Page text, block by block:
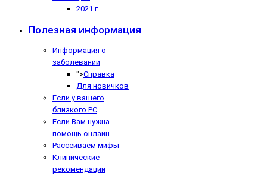
2021 г.
Полезная информация
Информация о
заболевании
">Справка
Для новичков
Если у вашего
близкого РС
Если Вам нужна
помощь онлайн
Рассеиваем мифы
Клинические
рекомендации